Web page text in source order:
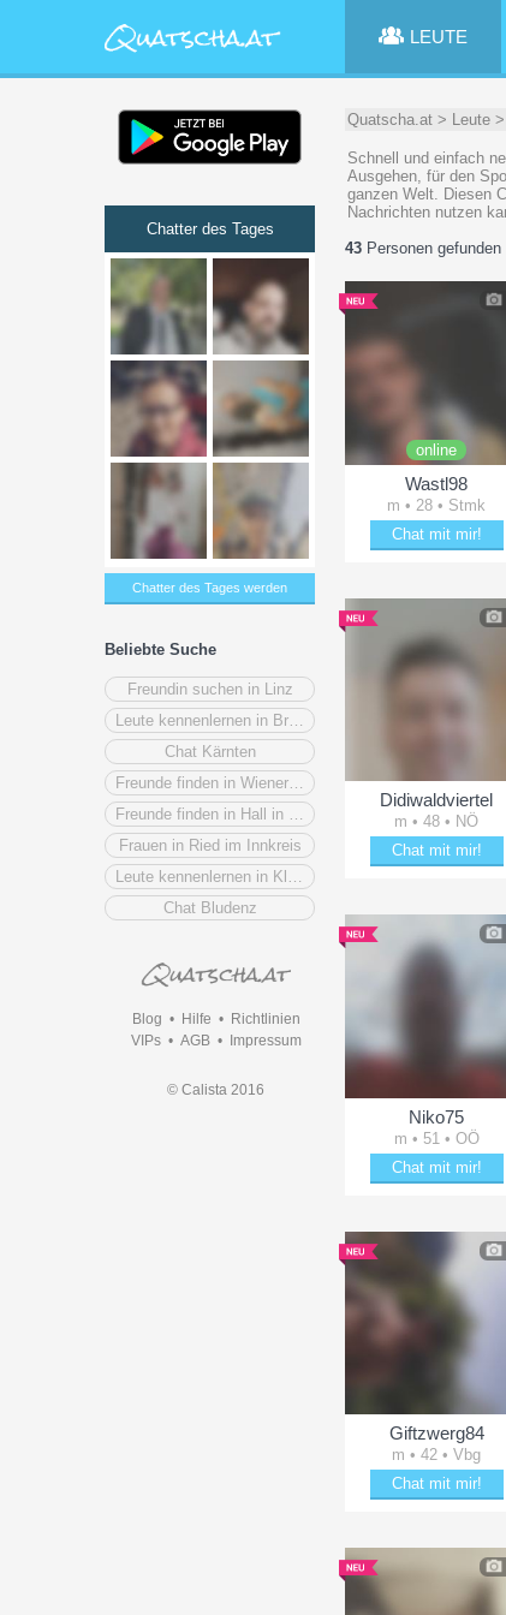
LEUTE
Chatter des Tages
Chatter des Tages werden
Beliebte Suche
Freundin suchen in Linz
Chat Kärnten
Frauen in Ried im Innkreis
Chat Bludenz
Blog • Hilfe • Richtlinien
VIPs• AGB• Impressum
© Calista 2016
Quatscha.at > Leute >
Schnell und einfach
Ausgehen, für den
ganzen Welt. Diesen
Nachrichten nutzen
43 Personen gefunden
online
Wastl98
m • 28 • Stmk
Chat mit mir!
Didiwaldviertel
m • 48 • NÖ
Chat mit mir!
Niko75
m • 51 • OÖ
Chat mit mir!
Giftzwerg84
m • 42 • Vbg
Chat mit mir!